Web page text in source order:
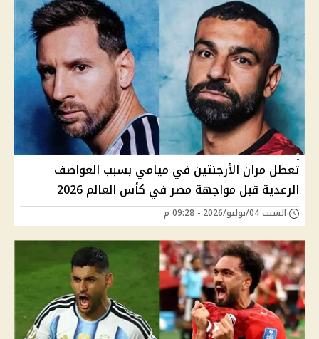
تعطل مران الأرجنتين في ميامي بسبب العواصف
الرعدية قبل مواجهة مصر في كأس العالم 2026
السبت 04/يوليو/2026 - 09:28 م